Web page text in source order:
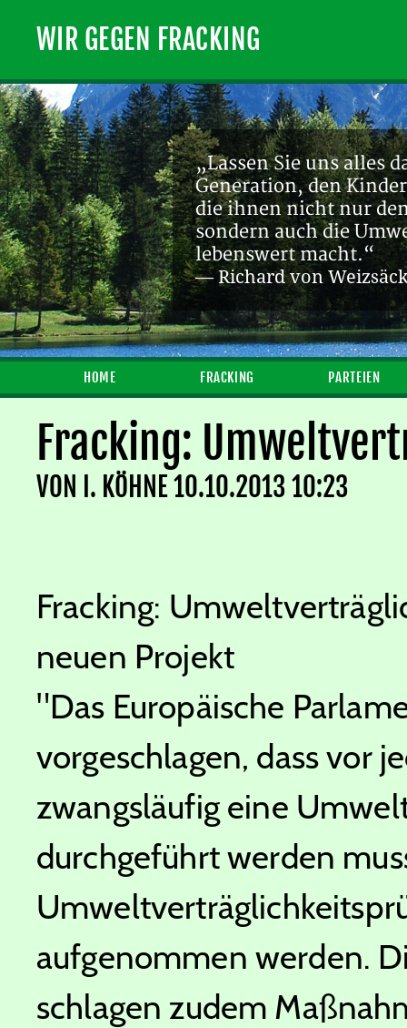
WIR GEGEN FRACKING
„Lassen Sie uns alles
Generation, den
die ihnen nicht nur
sondern auch die
lebenswert macht.“
— Richard von
HOME FRACKING PARTEIEN
Fracking:
VON I. KÖHNE10.10.2013 10:23
Fracking:
neuen Projekt
"Das Europäische
vorgeschlagen, dass vor
zwangsläufig eine
durchgeführt werden
aufgenommen werden.
schlagen zudem